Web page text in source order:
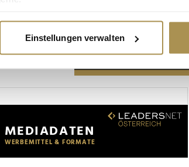
Daten verarbeitet werden, und legen
zu personalisieren, Funktionen für
Werbung und Analysen weiter. Unsere
die Sie ihnen bereitgestellt haben oder
Einstellungen verwalten